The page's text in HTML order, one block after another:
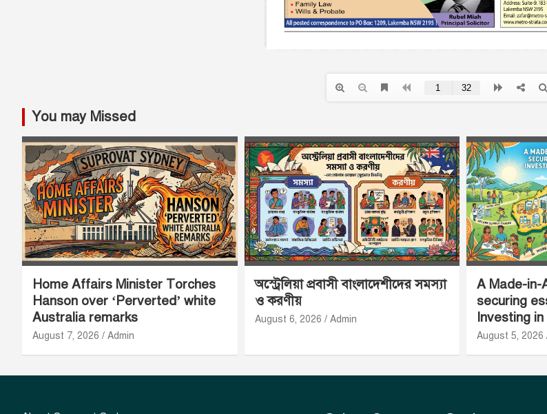
You may Missed
Home Affairs Minister Torches
Hanson over ‘Perverted’ white
Australia remarks
August 7, 2026 Admin
অস্ট্রেলিয়া প্রবাসী বাংলাদেশীদের সমস্যা
ও করণীয়
August 6, 2026 Admin
A Made-in-
securing
Investing
August 5, 2026